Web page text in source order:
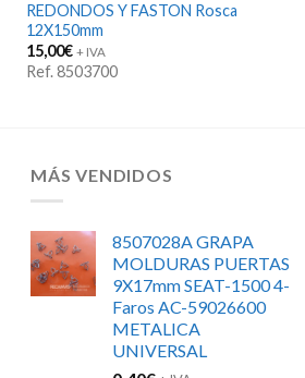
REDONDOS Y FASTON Rosca
12X150mm
15,00€ + IVA
Ref. 8503700
MÁS VENDIDOS
8507028A GRAPA
MOLDURAS PUERTAS
9X17mm SEAT-1500 4-
Faros AC-59026600
METALICA
UNIVERSAL